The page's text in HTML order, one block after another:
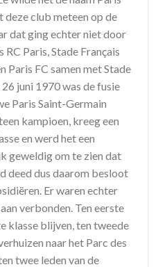
deze club meteen op de
dat ging echter niet door
Paris, Stade Français
Paris FC samen met Stade
juni 1970 was de fusie
Paris Saint-Germain
kampioen, kreeg een
en werd het een
geweldig om te zien dat
deed dus daarom besloot
Er waren echter
verbonden. Ten eerste
klasse blijven, ten tweede
naar het Parc des
twee leden van de